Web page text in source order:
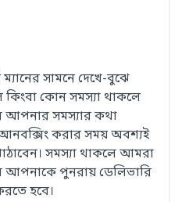
ম্যানের সামনে দেখে-বুঝে
কিংবা কোন সমস্যা থাকলে
আপনার সমস্যার কথা
আনবক্সিং করার সময় অবশ্যই
সমস্যা থাকলে আমরা
আপনাকে পুনরায় ডেলিভারি
হবে।